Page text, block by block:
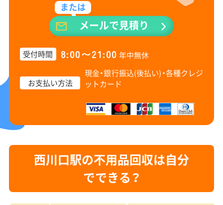
または
メールで見積り
受付時間 8:00〜21:00 年中無休
お支払い方法
現金・銀行振込(後払い)・各種クレジ
ットカード
西川口駅の不用品回収は自分
でできる？